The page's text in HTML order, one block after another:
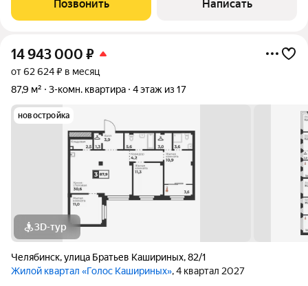
транспорта, что предоставляет
Позвонить Написать
14 943 000 ₽
от 62 624 ₽ в месяц
87,9 м²
3-комн. квартира 4 этаж из 17
новостройка
3D-тур
Челябинск,улица Братьев Кашириных,82/1
Жилой квартал «Голос Кашириных», 4 квартал 2027